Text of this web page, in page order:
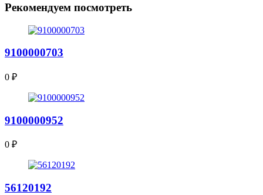
Рекомендуем посмотреть
9100000703
0 ₽
9100000952
0 ₽
56120192